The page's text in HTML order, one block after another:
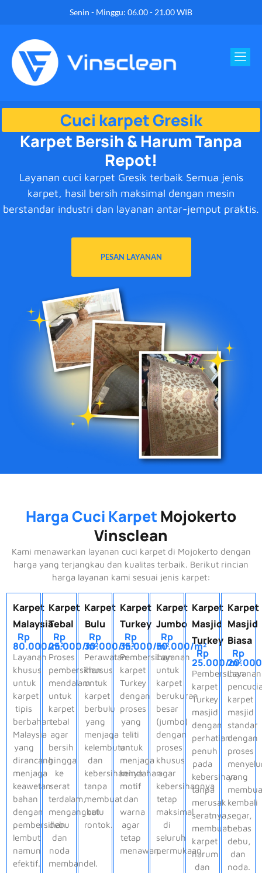
Senin - Minggu: 06.00 - 21.00 WIB
Cuci karpet Gresik
Karpet Bersih & Harum Tanpa
Repot!
Layanan cuci karpet Gresik terbaik Semua jenis
karpet, hasil bersih maksimal dengan mesin
berstandar industri dan layanan antar-jemput praktis.
PESAN LAYANAN
Harga Cuci Karpet Mojokerto
Vinsclean
Kami menawarkan layanan cuci karpet di Mojokerto dengan
harga yang terjangkau dan kualitas terbaik. Berikut rincian
harga layanan kami sesuai jenis karpet:
Karpet
Malaysia
Rp
80.000/m²
Layanan
khusus
untuk
karpet
tipis
berbahan
Malaysia
yang
dirancang
menjaga
keawetan
bahan
dengan
pembersihan
lembut
namun
efektif.
Karpet
Tebal
Rp
25.000/m²
Proses
pembersihan
mendalam
untuk
karpet
tebal
agar
bersih
hingga
ke
serat
terdalam,
mengangkat
debu
dan
noda
membandel.
Karpet
Bulu
Rp
30.000/m²
Perawatan
khusus
untuk
karpet
berbulu
yang
menjaga
kelembutan
dan
kebersihannya
tanpa
membuat
bulu
rontok.
Karpet
Turkey
Rp
35.000/m²
Pembersihan
karpet
Turkey
dengan
proses
yang
teliti
untuk
menjaga
keindahan
motif
dan
warna
agar
tetap
menawan.
Karpet
Jumbo
Rp
50.000/m²
Layanan
untuk
karpet
berukuran
besar
(jumbo)
dengan
proses
khusus
agar
kebersihannya
tetap
maksimal
di
seluruh
permukaan.
Karpet
Masjid
Turkey
Rp
25.000/m²
Pembersihan
karpet
Turkey
masjid
dengan
perhatian
penuh
pada
kebersihan
tanpa
merusak
seratnya,
membuat
karpet
harum
dan
Karpet
Masjid
Biasa
Rp
Layanan
karpet
masjid
standar
dengan
proses
yang
kembali
segar,
bebas
debu,
dan
noda.